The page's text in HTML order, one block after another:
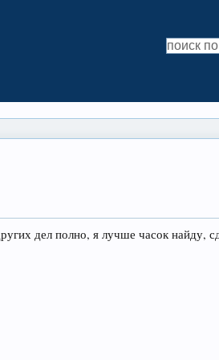
дел полно, я лучше часок найду,